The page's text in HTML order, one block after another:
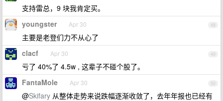
支持雷总，9 块我肯定买。
48
youngster Apr 30
主要是老登们力不从心了
49
clacf Apr 30
亏了 40%了 4.5w , 这辈子不碰个股了。
50
FantaMole Apr 30
@Skifary 从整体走势来说跌幅逐渐收敛了，去年年报也已经有